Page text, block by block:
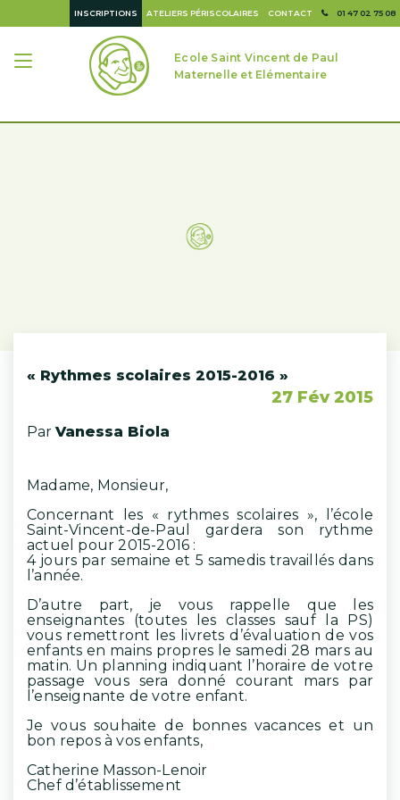
01 47 02 75 08
CONTACT
ATELIERS PÉRISCOLAIRES
INSCRIPTIONS
Ecole Saint Vincent de Paul
Maternelle et Elémentaire
« Rythmes scolaires 2015-2016 »
27 Fév 2015
Par Vanessa Biola
Madame, Monsieur,
Concernant les « rythmes scolaires », l’école
Saint-Vincent-de-Paul gardera son rythme
actuel pour 2015-2016 :
4 jours par semaine et 5 samedis travaillés dans
l’année.
D’autre part, je vous rappelle que les
enseignantes (toutes les classes sauf la PS)
vous remettront les livrets d’évaluation de vos
enfants en mains propres le samedi 28 mars au
matin. Un planning indiquant l’horaire de votre
passage vous sera donné courant mars par
l’enseignante de votre enfant.
Je vous souhaite de bonnes vacances et un
bon repos à vos enfants,
Catherine Masson-Lenoir
Chef d’établissement